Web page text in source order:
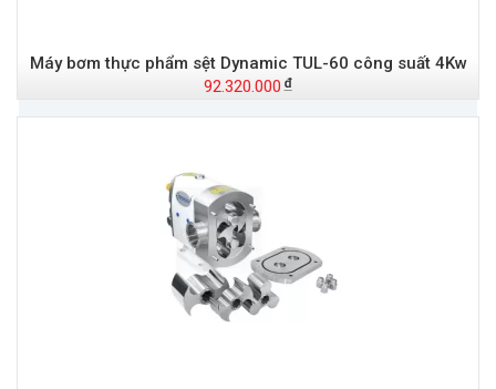
Máy bơm thực phẩm sệt Dynamic TUL-60 công suất 4Kw
92.320.000